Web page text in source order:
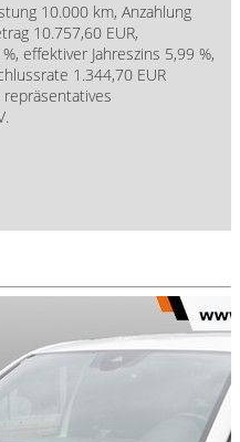
10.000 km, Anzahlung
10.757,60 EUR,
effektiver Jahreszins 5,99 %,
1.344,70 EUR